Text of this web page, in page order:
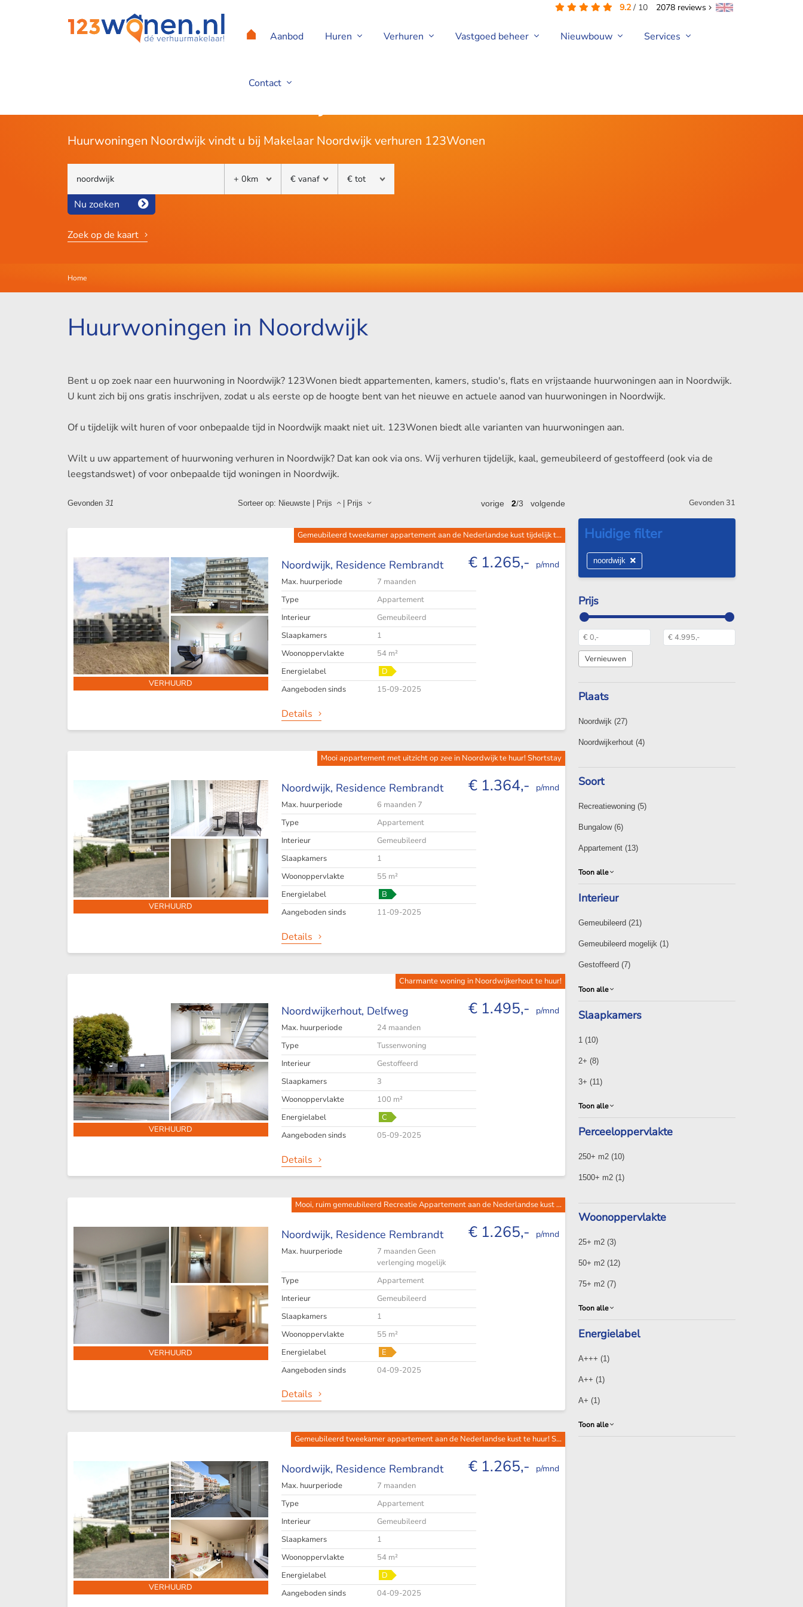
9.2/ 10 2078 reviews
Aanbod Huren Verhuren Vastgoed beheer Nieuwbouw Services
Contact
Huurwoningen Noordwijk vindt u bij Makelaar Noordwijk verhuren 123Wonen
Nu zoeken
Zoek op de kaart
Home
Huurwoningen in Noordwijk
Bent u op zoek naar een huurwoning in Noordwijk? 123Wonen biedt appartementen, kamers, studio's, flats en vrijstaande huurwoningen aan in Noordwijk.
U kunt zich bij ons gratis inschrijven, zodat u als eerste op de hoogte bent van het nieuwe en actuele aanod van huurwoningen in Noordwijk.
Of u tijdelijk wilt huren of voor onbepaalde tijd in Noordwijk maakt niet uit. 123Wonen biedt alle varianten van huurwoningen aan.
Wilt u uw appartement of huurwoning verhuren in Noordwijk? Dat kan ook via ons. Wij verhuren tijdelijk, kaal, gemeubileerd of gestoffeerd (ook via de
leegstandswet) of voor onbepaalde tijd woningen in Noordwijk.
Gevonden 31 Sorteer op: Nieuwste| Prijs | Prijs vorige 2/3volgende
Gemeubileerd tweekamer appartement aan de Nederlandse kust tijdelijk t...
€ 1.265,- p/mnd
VERHUURD
Noordwijk, Residence Rembrandt
Max. huurperiode
7 maanden
Type
Appartement
Interieur
Gemeubileerd
Slaapkamers
1
Woonoppervlakte
54 m²
Energielabel
D
Aangeboden sinds
15-09-2025
Details
Mooi appartement met uitzicht op zee in Noordwijk te huur! Shortstay
€ 1.364,- p/mnd
VERHUURD
Noordwijk, Residence Rembrandt
Max. huurperiode
6 maanden 7
Type
Appartement
Interieur
Gemeubileerd
Slaapkamers
1
Woonoppervlakte
55 m²
Energielabel
B
Aangeboden sinds
11-09-2025
Details
Charmante woning in Noordwijkerhout te huur!
€ 1.495,- p/mnd
VERHUURD
Noordwijkerhout, Delfweg
Max. huurperiode
24 maanden
Type
Tussenwoning
Interieur
Gestoffeerd
Slaapkamers
3
Woonoppervlakte
100 m²
Energielabel
C
Aangeboden sinds
05-09-2025
Details
Mooi, ruim gemeubileerd Recreatie Appartement aan de Nederlandse kust ...
€ 1.265,- p/mnd
VERHUURD
Noordwijk, Residence Rembrandt
Max. huurperiode
7 maanden Geen
verlenging mogelijk
Type
Appartement
Interieur
Gemeubileerd
Slaapkamers
1
Woonoppervlakte
55 m²
Energielabel
E
Aangeboden sinds
04-09-2025
Details
Gemeubileerd tweekamer appartement aan de Nederlandse kust te huur! S...
€ 1.265,- p/mnd
VERHUURD
Noordwijk, Residence Rembrandt
Max. huurperiode
7 maanden
Type
Appartement
Interieur
Gemeubileerd
Slaapkamers
1
Woonoppervlakte
54 m²
Energielabel
D
Aangeboden sinds
04-09-2025
Gevonden 31
noordwijk
Prijs
Plaats
Noordwijk (27)
Noordwijkerhout (4)
Soort
Recreatiewoning (5)
Bungalow (6)
Appartement (13)
Toon alle
Interieur
Gemeubileerd (21)
Gemeubileerd mogelijk (1)
Gestoffeerd (7)
Toon alle
Slaapkamers
1 (10)
2+ (8)
3+ (11)
Toon alle
Perceeloppervlakte
250+ m2 (10)
1500+ m2 (1)
Woonoppervlakte
25+ m2 (3)
50+ m2 (12)
75+ m2 (7)
Toon alle
Energielabel
A+++ (1)
A++ (1)
A+ (1)
Toon alle